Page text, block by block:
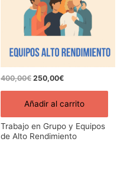
400,00€ 250,00€
Añadir al carrito
Trabajo en Grupo y Equipos
de Alto Rendimiento